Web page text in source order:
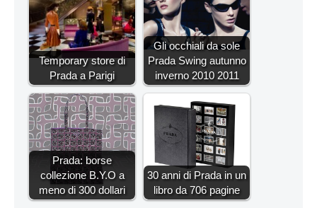
Temporary store di
Prada a Parigi
Gli occhiali da sole
Prada Swing autunno
inverno 2010 2011
Prada: borse
collezione B.Y.O a
meno di 300 dollari
30 anni di Prada in un
libro da 706 pagine